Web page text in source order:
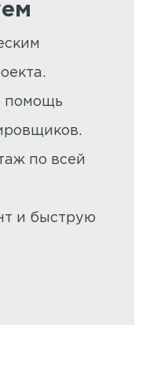
помощь
по всей
и быструю